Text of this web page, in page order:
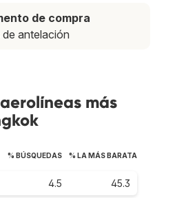
de compra
antelación
más
% BÚSQUEDAS % LA MÁS BARATA
4.5 45.3